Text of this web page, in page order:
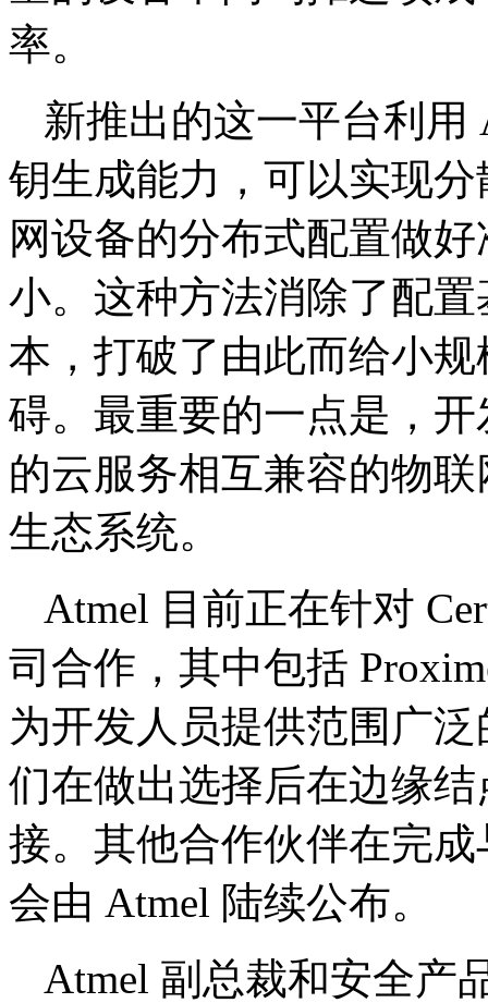
率。
新推出的这一平台利用
钥生成能力，可以实现
网设备的分布式配置做
小。这种方法消除了配
本，打破了由此而给小
碍。最重要的一点是，
的云服务相互兼容的物
生态系统。
Atmel 目前正在针对
司合作，其中包括
为开发人员提供范围广
们在做出选择后在边缘
接。其他合作伙伴在完
会由 Atmel 陆续公布。
Atmel 副总裁和安全产